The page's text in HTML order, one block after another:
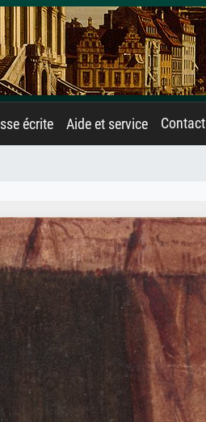
écrite Aide et service Contact